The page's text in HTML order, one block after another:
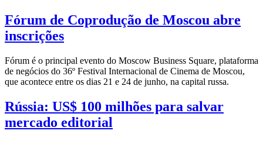
Fórum de Coprodução de Moscou abre
inscrições
Fórum é o principal evento do Moscow Business Square, plataforma
de negócios do 36º Festival Internacional de Cinema de Moscou,
que acontece entre os dias 21 e 24 de junho, na capital russa.
Rússia: US$ 100 milhões para salvar
mercado editorial